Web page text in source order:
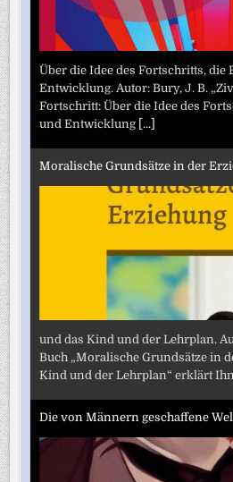
Über die Idee des Fortschritts, die
Entwicklung. Autor: Bury, J. B.
Fortschritt: Über die Idee des
und Entwicklung [...]
Moralische Grundsätze in der
und das Kind und der Lehrplan.
Buch „Moralische Grundsätze in
Kind und der Lehrplan“ erklärt
Die von Männern geschaffene